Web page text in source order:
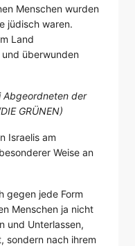
Menschen wurden
jüdisch waren.
Land
überwunden
Abgeordneten der
GRÜNEN)
Israelis am
Weise an
gegen jede Form
Menschen ja nicht
und Unterlassen,
sondern nach ihrem